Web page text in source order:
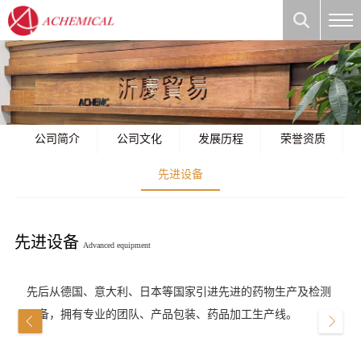
公司简介 公司文化 发展历程 荣誉资质
先进设备
先进设备 Advanced equipment
先后从德国、意大利、日本等国家引进先进的药物生产及检测
设备，拥有专业的团队、产品包装、药品加工生产线。